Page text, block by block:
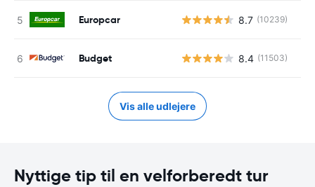
Europcar 8.7 (10239)
Budget 8.4 (11503)
Vis alle udlejere
Nyttige tip til en velforberedt tur